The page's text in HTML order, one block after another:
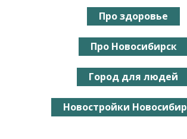
Про здоровье
Про Новосибирск
Город для людей
Новостройки